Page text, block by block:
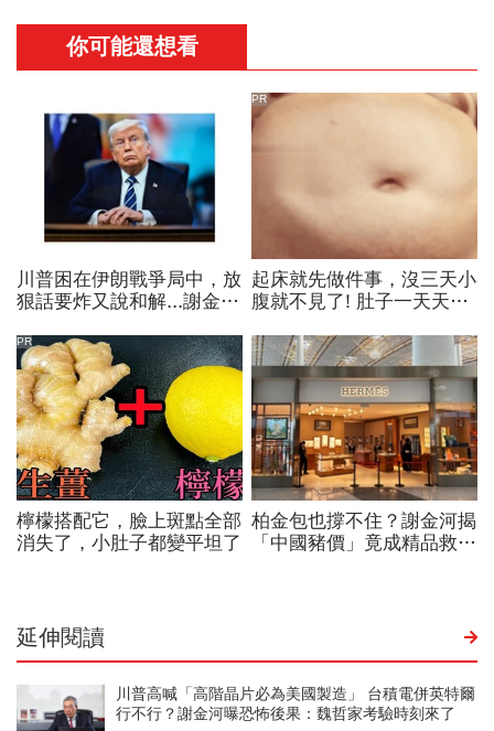
延伸閱讀
川普高喊「高階晶片必為美國製造」 台積電併英特爾
行不行？謝金河曝恐怖後果：魏哲家考驗時刻來了